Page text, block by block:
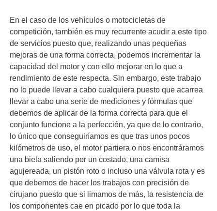
En el caso de los vehículos o motocicletas de
competición, también es muy recurrente acudir a este tipo
de servicios puesto que, realizando unas pequeñas
mejoras de una forma correcta, podemos incrementar la
capacidad del motor y con ello mejorar en lo que a
rendimiento de este respecta. Sin embargo, este trabajo
no lo puede llevar a cabo cualquiera puesto que acarrea
llevar a cabo una serie de mediciones y fórmulas que
debemos de aplicar de la forma correcta para que el
conjunto funcione a la perfección, ya que de lo contrario,
lo único que conseguiríamos es que tras unos pocos
kilómetros de uso, el motor partiera o nos encontráramos
una biela saliendo por un costado, una camisa
agujereada, un pistón roto o incluso una válvula rota y es
que debemos de hacer los trabajos con precisión de
cirujano puesto que si limamos de más, la resistencia de
los componentes cae en picado por lo que toda la